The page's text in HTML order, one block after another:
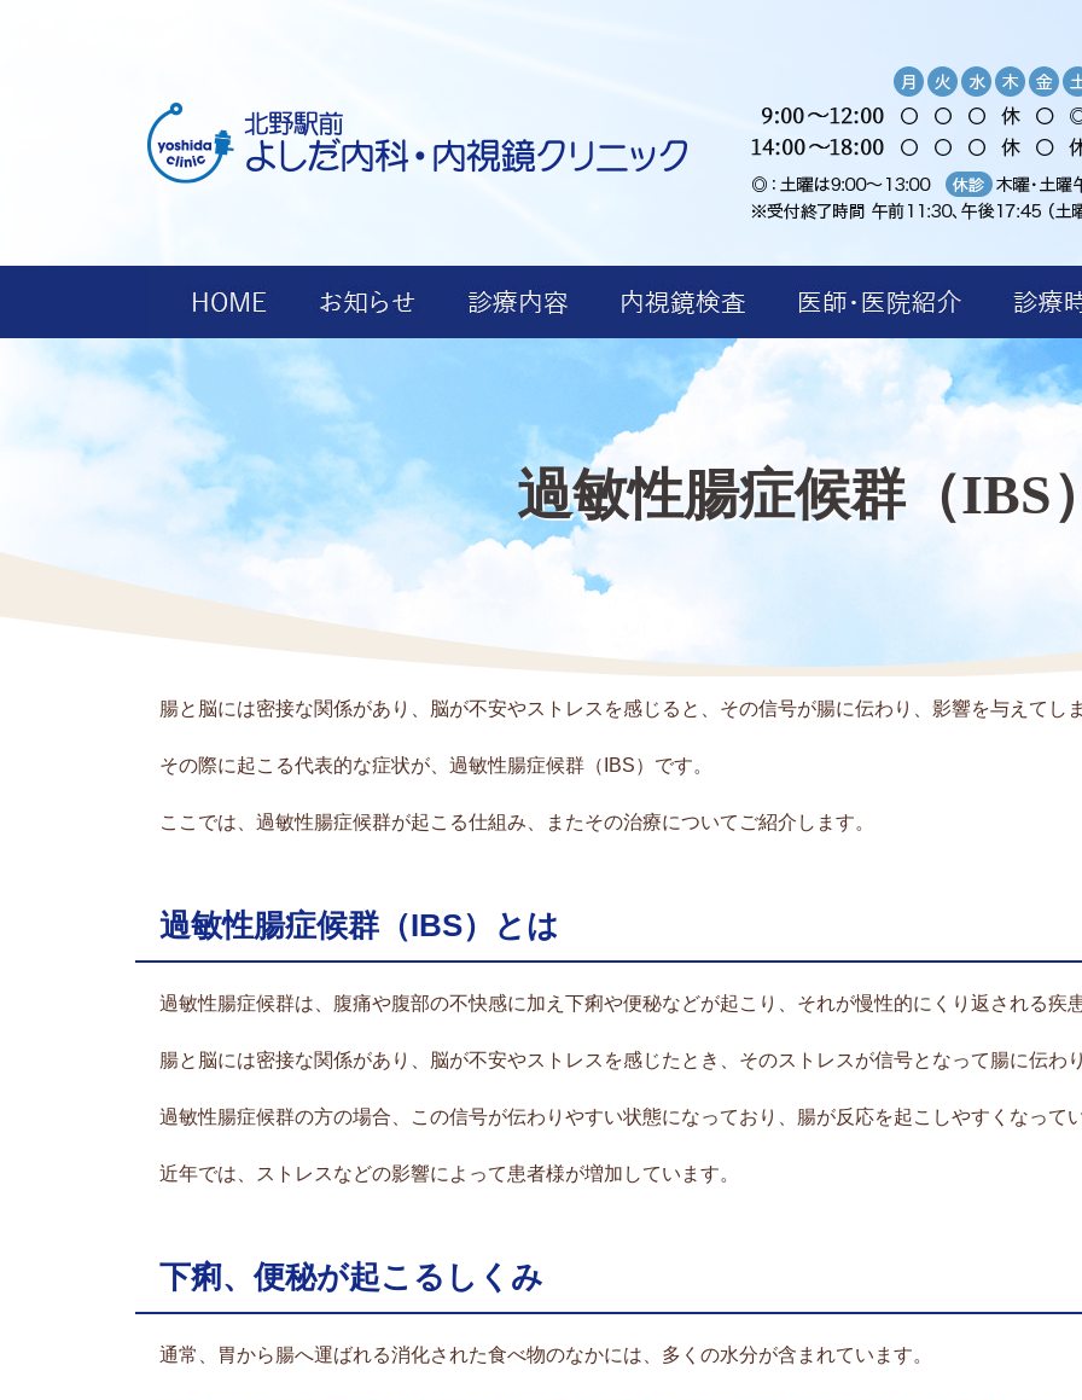
過敏性腸症候群（IBS）
腸と脳には密接な関係があり、脳が不安やストレスを感じると、その信号が腸に伝わり、影響を与えてし
その際に起こる代表的な症状が、過敏性腸症候群（IBS）です。
ここでは、過敏性腸症候群が起こる仕組み、またその治療についてご紹介します。
過敏性腸症候群（IBS）とは
過敏性腸症候群は、腹痛や腹部の不快感に加え下痢や便秘などが起こり、それが慢性的にくり返される疾
腸と脳には密接な関係があり、脳が不安やストレスを感じたとき、そのストレスが信号となって腸に伝わり
過敏性腸症候群の方の場合、この信号が伝わりやすい状態になっており、腸が反応を起こしやすくなってい
近年では、ストレスなどの影響によって患者様が増加しています。
下痢、便秘が起こるしくみ
通常、胃から腸へ運ばれる消化された食べ物のなかには、多くの水分が含まれています。